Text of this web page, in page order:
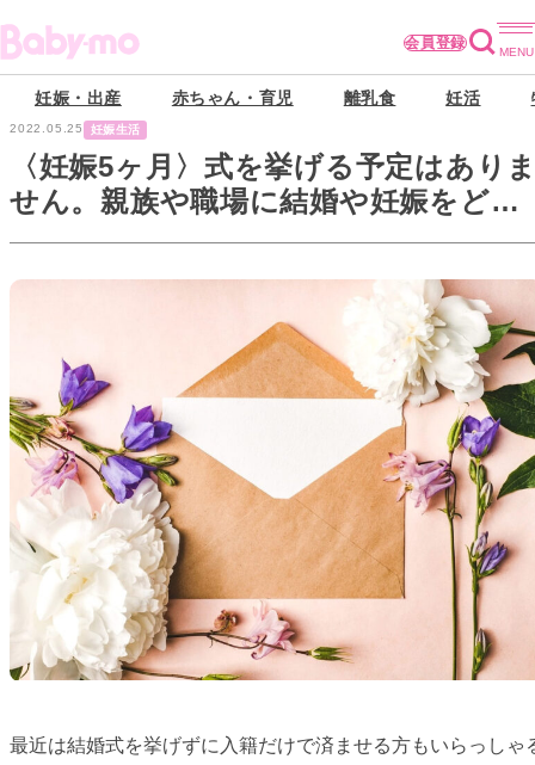
会員登録
妊娠・出産 赤ちゃん・育児 離乳食 妊活
2022.05.25 妊娠生活
〈妊娠5ヶ月〉式を挙げる予定はあり
せん。親族や職場に結婚や妊娠をどう
伝える？
最近は結婚式を挙げずに入籍だけで済ませる方もいらっしゃ